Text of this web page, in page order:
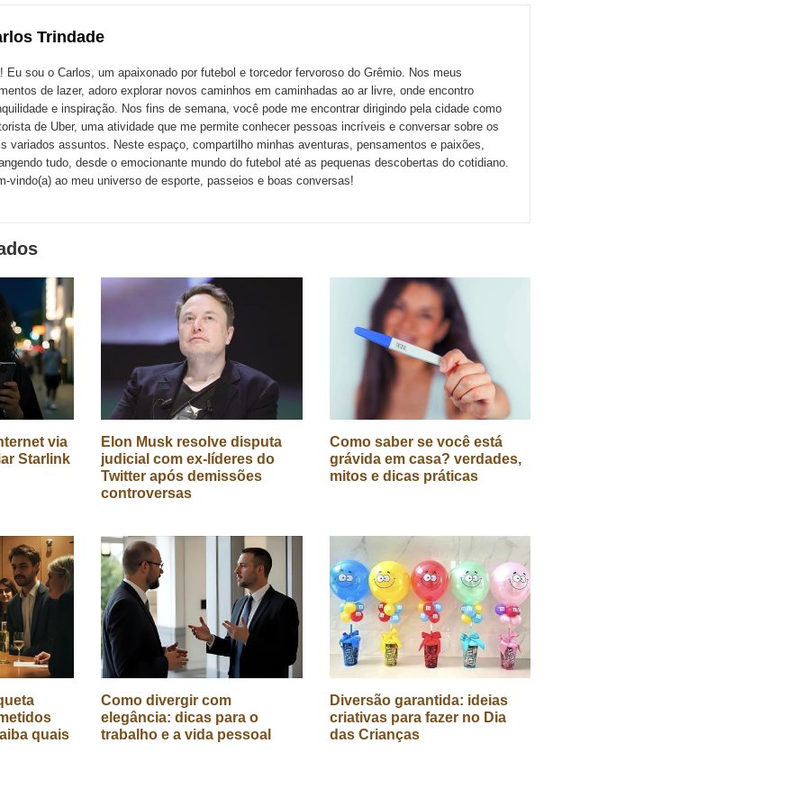
Trindade
Eu sou o Carlos, um apaixonado por futebol e torcedor fervoroso do Grêmio. Nos meus
de lazer, adoro explorar novos caminhos em caminhadas ao ar livre, onde encontro
e inspiração. Nos fins de semana, você pode me encontrar dirigindo pela cidade como
de Uber, uma atividade que me permite conhecer pessoas incríveis e conversar sobre os
variados assuntos. Neste espaço, compartilho minhas aventuras, pensamentos e paixões,
tudo, desde o emocionante mundo do futebol até as pequenas descobertas do cotidiano.
vindo(a) ao meu universo de esporte, passeios e boas conversas!
via
Starlink
Elon Musk resolve disputa
judicial com ex-líderes do
Twitter após demissões
controversas
Como saber se você está
grávida em casa? verdades,
mitos e dicas práticas
quais
Como divergir com
elegância: dicas para o
trabalho e a vida pessoal
Diversão garantida: ideias
criativas para fazer no Dia
das Crianças